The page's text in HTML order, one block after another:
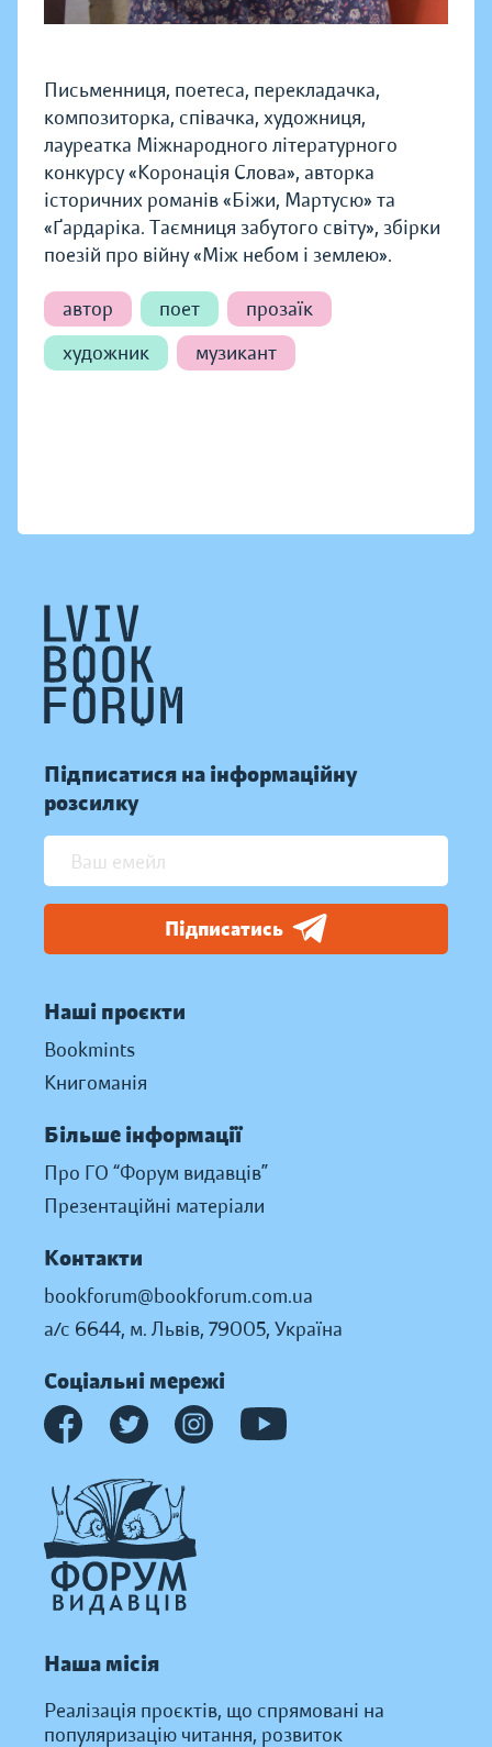
Письменниця, поетеса, перекладачка,
композиторка, співачка, художниця,
лауреатка Міжнародного літературного
конкурсу «Коронація Слова», авторка
історичних романів «Біжи, Мартусю» та
«Ґардаріка. Таємниця забутого світу», збірки
поезій про війну «Між небом і землею».
автор поет
прозаїк
художник
музикант
Підписатися на інформаційну
розсилку
Підписатись
Наші проєкти
Bookmints
Книгоманія
Більше інформації
Про ГО “Форум видавців”
Презентаційні матеріали
Контакти
bookforum@bookforum.com.ua
а/с 6644, м. Львів, 79005, Україна
Соціальні мережі
Наша місія
Реалізація проєктів, що спрямовані на
популяризацію читання, розвиток